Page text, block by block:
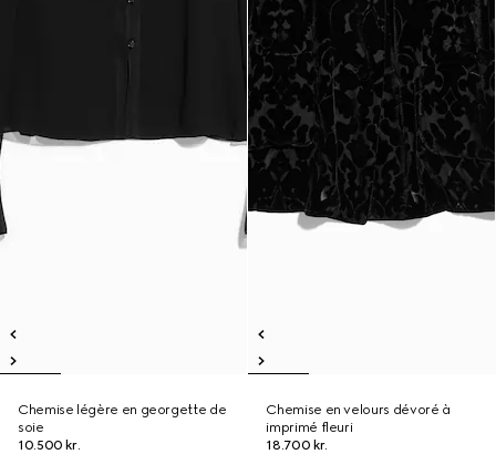
Chemise légère en georgette de
soie
10.500 kr.
Chemise en velours dévoré à
imprimé fleuri
18.700 kr.